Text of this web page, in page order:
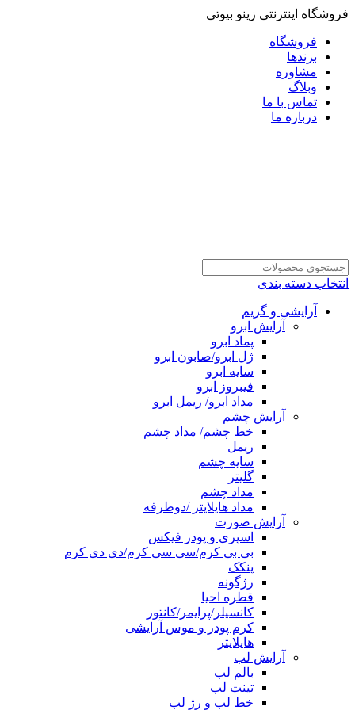
فروشگاه اینترنتی زینو بیوتی
فروشگاه
برندها
مشاوره
وبلاگ
تماس با ما
درباره ما
انتخاب دسته بندی
آرایشی و گریم
آرایش ابرو
پماد ابرو
ژل ابرو/صابون ابرو
سایه ابرو
فیبروز ابرو
مداد ابرو/ ریمل ابرو
آرایش چشم
خط چشم/ مداد چشم
ریمل
سایه چشم
گلیتر
مداد چشم
مداد هایلایتر /دوطرفه
آرایش صورت
اسپری و پودر فیکس
بی بی کرم/سی سی کرم/دی دی کرم
پنکک
رژگونه
قطره احیا
کانسیلر/پرایمر/کانتور
کرم پودر و موس آرایشی
هایلایتر
آرایش لب
بالم لب
تینت لب
خط لب و رژ لب